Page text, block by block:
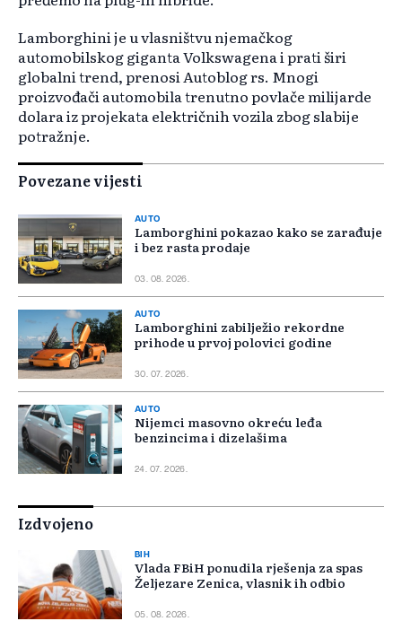
Lamborghini je u vlasništvu njemačkog
automobilskog giganta Volkswagena i prati širi
globalni trend, prenosi Autoblog rs. Mnogi
proizvođači automobila trenutno povlače milijarde
dolara iz projekata električnih vozila zbog slabije
potražnje.
Povezane vijesti
AUTO
Lamborghini pokazao kako se zarađuje
i bez rasta prodaje
03. 08. 2026.
AUTO
Lamborghini zabilježio rekordne
prihode u prvoj polovici godine
30. 07. 2026.
AUTO
Nijemci masovno okreću leđa
benzincima i dizelašima
24. 07. 2026.
Izdvojeno
BIH
Vlada FBiH ponudila rješenja za spas
Željezare Zenica, vlasnik ih odbio
05. 08. 2026.